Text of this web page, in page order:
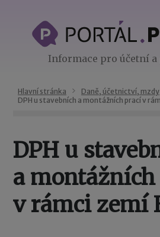
Informace pro účetní
Hlavní stránka Daně, účetnictví, mzdy
DPH u stavebních a montážních prací v
DPH u
a
v rámci zemí